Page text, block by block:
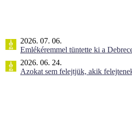
2026. 07. 06.
Emlékéremmel tüntette ki a
2026. 06. 24.
Azokat sem felejtjük, akik